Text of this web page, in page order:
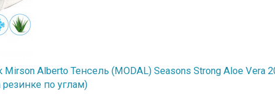
Mirson Alberto Тенсель (MODAL) Seasons Strong Aloe Vera
по углам)